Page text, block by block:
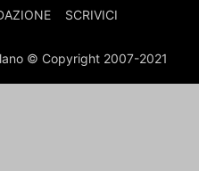
SCRIVICI
© Copyright 2007-2021